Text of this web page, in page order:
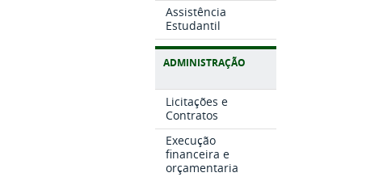
Assistência
Estudantil
ADMINISTRAÇÃO
Licitações e
Contratos
Execução
financeira e
orçamentaria